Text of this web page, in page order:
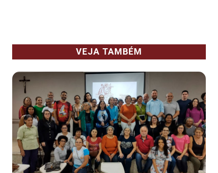
VEJA TAMBÉM